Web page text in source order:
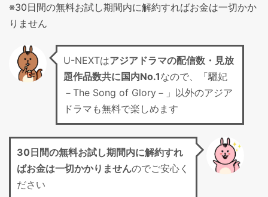
※30日間の無料お試し期間内に解約すればお金は一切かか
りません
U-NEXTはアジアドラマの配信数・見放
題作品数共に国内No.1なので、「驪妃
－The Song of Glory－」以外のアジア
ドラマも無料で楽しめます
30日間の無料お試し期間内に解約すれ
ばお金は一切かかりませんのでご安心く
ださい